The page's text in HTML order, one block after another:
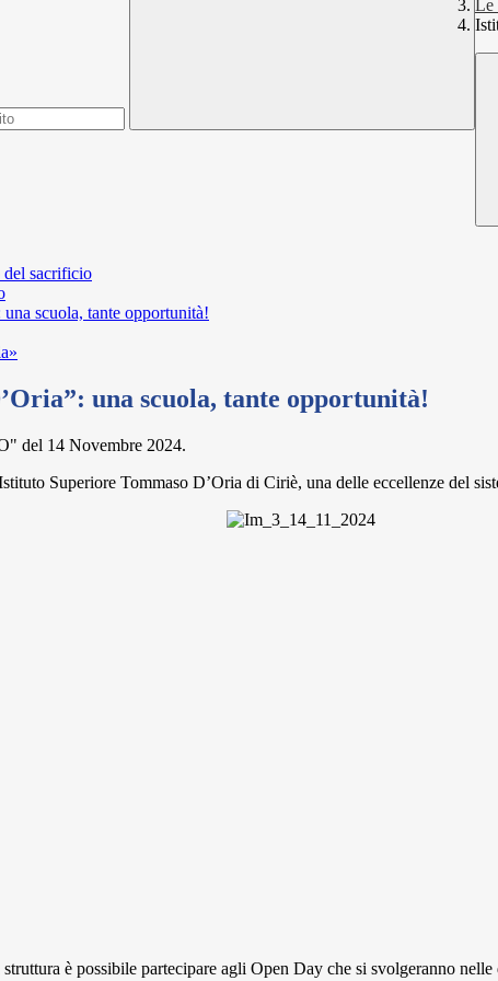
Le
del sacrificio
scuola, tante opportunità!
una scuola, tante opportunità!
del 14 Novembre 2024.
Superiore Tommaso D’Oria di Ciriè, una delle eccellenze del
è possibile partecipare agli Open Day che si svolgeranno